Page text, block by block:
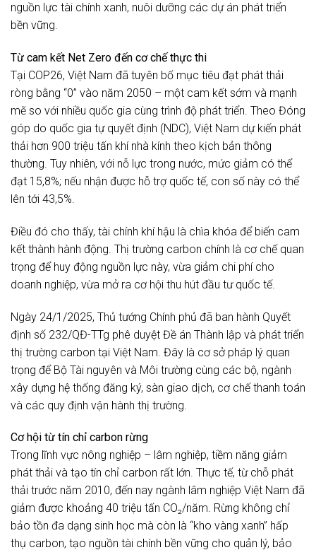
nguồn lực tài chính xanh, nuôi dưỡng các dự án phát triển
bền vững.
Từ cam kết Net Zero đến cơ chế thực thi
Tại COP26, Việt Nam đã tuyên bố mục tiêu đạt phát thải
ròng bằng “0” vào năm 2050 – một cam kết sớm và mạnh
mẽ so với nhiều quốc gia cùng trình độ phát triển. Theo Đóng
góp do quốc gia tự quyết định (NDC), Việt Nam dự kiến phát
thải hơn 900 triệu tấn khí nhà kính theo kịch bản thông
thường. Tuy nhiên, với nỗ lực trong nước, mức giảm có thể
đạt 15,8%; nếu nhận được hỗ trợ quốc tế, con số này có thể
lên tới 43,5%.
Điều đó cho thấy, tài chính khí hậu là chìa khóa để biến cam
kết thành hành động. Thị trường carbon chính là cơ chế quan
trọng để huy động nguồn lực này, vừa giảm chi phí cho
doanh nghiệp, vừa mở ra cơ hội thu hút đầu tư quốc tế.
Ngày 24/1/2025, Thủ tướng Chính phủ đã ban hành Quyết
định số 232/QĐ-TTg phê duyệt Đề án Thành lập và phát triển
thị trường carbon tại Việt Nam. Đây là cơ sở pháp lý quan
trọng để Bộ Tài nguyên và Môi trường cùng các bộ, ngành
xây dựng hệ thống đăng ký, sàn giao dịch, cơ chế thanh toán
và các quy định vận hành thị trường.
Cơ hội từ tín chỉ carbon rừng
Trong lĩnh vực nông nghiệp – lâm nghiệp, tiềm năng giảm
phát thải và tạo tín chỉ carbon rất lớn. Thực tế, từ chỗ phát
thải trước năm 2010, đến nay ngành lâm nghiệp Việt Nam đã
giảm được khoảng 40 triệu tấn CO₂/năm. Rừng không chỉ
bảo tồn đa dạng sinh học mà còn là “kho vàng xanh” hấp
thụ carbon, tạo nguồn tài chính bền vững cho quản lý, bảo